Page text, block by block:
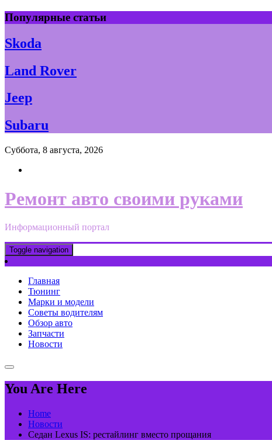
Skip
to
content
Популярные статьи
Skoda
Land Rover
Jeep
Subaru
Суббота, 8 августа, 2026
Ремонт авто своими руками
Информационный портал
Toggle navigation
Главная
Тюнинг
Марки и модели
Советы водителям
Обзор авто
Запчасти
Новости
You Are Here
Home
Новости
Седан Lexus IS: рестайлинг вместо прощания